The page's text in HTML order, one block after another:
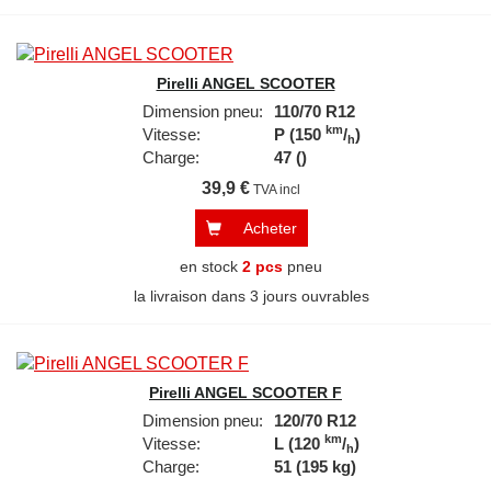
Pirelli ANGEL SCOOTER
Dimension pneu:
110/70 R12
Vitesse:
P (150 km/h)
Charge:
47 ()
39,9 € TVA incl
Acheter
en stock 2 pcs pneu
la livraison dans 3 jours ouvrables
Pirelli ANGEL SCOOTER F
Dimension pneu:
120/70 R12
Vitesse:
L (120 km/h)
Charge:
51 (195 kg)